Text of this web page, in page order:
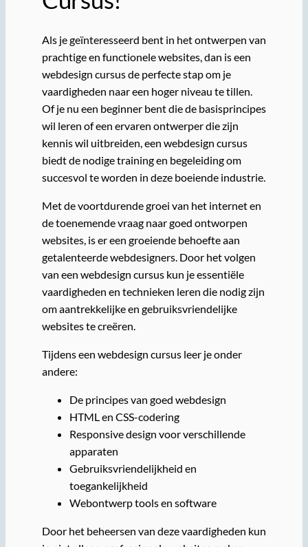
Als je geïnteresseerd bent in het ontwerpen van
prachtige en functionele websites, dan is een
webdesign cursus de perfecte stap om je
vaardigheden naar een hoger niveau te tillen.
Of je nu een beginner bent die de basisprincipes
wil leren of een ervaren ontwerper die zijn
kennis wil uitbreiden, een webdesign cursus
biedt de nodige training en begeleiding om
succesvol te worden in deze boeiende industrie.
Met de voortdurende groei van het internet en
de toenemende vraag naar goed ontworpen
websites, is er een groeiende behoefte aan
getalenteerde webdesigners. Door het volgen
van een webdesign cursus kun je essentiële
vaardigheden en technieken leren die nodig zijn
om aantrekkelijke en gebruiksvriendelijke
websites te creëren.
Tijdens een webdesign cursus leer je onder
andere:
De principes van goed webdesign
HTML en CSS-codering
Responsive design voor verschillende
apparaten
Gebruiksvriendelijkheid en
toegankelijkheid
Webontwerp tools en software
Door het beheersen van deze vaardigheden kun